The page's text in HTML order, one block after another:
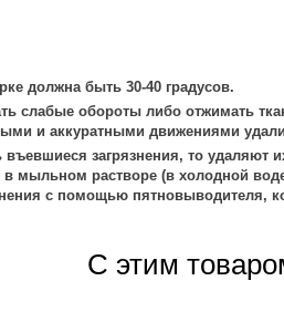
должна быть 30-40 градусов.
слабые обороты либо отжимать
и аккуратными движениями
загрязнения, то
в мыльном растворе (в холодной
с помощью пятновыводителя,
С этим